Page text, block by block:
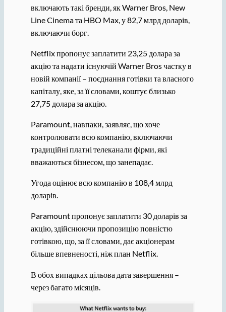
включають такі бренди, як Warner Bros, New
Line Cinema та HBO Max, у 82,7 млрд доларів,
включаючи борг.
Netflix пропонує заплатити 23,25 долара за
акцію та надати існуючій Warner Bros частку в
новій компанії – поєднання готівки та власного
капіталу, яке, за її словами, коштує близько
27,75 долара за акцію.
Paramount, навпаки, заявляє, що хоче
контролювати всю компанію, включаючи
традиційні платні телеканали фірми, які
вважаються бізнесом, що занепадає.
Угода оцінює всю компанію в 108,4 млрд
доларів.
Paramount пропонує заплатити 30 доларів за
акцію, здійснюючи пропозицію повністю
готівкою, що, за її словами, дає акціонерам
більше впевненості, ніж план Netflix.
В обох випадках цільова дата завершення –
через багато місяців.